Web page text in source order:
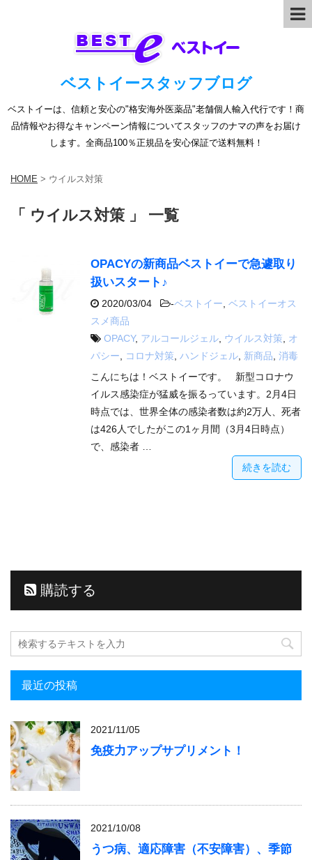
ベストイースタッフブログ
ベストイーは、信頼と安心の"格安海外医薬品"老舗個人輸入代行です！商
品情報やお得なキャンペーン情報についてスタッフのナマの声をお届け
します。全商品100％正規品を安心保証で送料無料！
HOME > ウイルス対策
「 ウイルス対策 」 一覧
OPACYの新商品ベストイーで急遽取り
扱いスタート♪
2020/03/04 -ベストイー ベストイーオス
スメ商品
OPACY, アルコールジェル ウイルス対策
オ
パシー
コロナ対策 ハンドジェル 新商品 消毒
こんにちは！ベストイーです。 新型コロナウ
イルス感染症が猛威を振るっています。2月4日
時点では、世界全体の感染者数は約2万人、死者
は426人でしたがこの1ヶ月間（3月4日時点）
で、感染者 …
続きを読む
購読する
最近の投稿
2021/11/05
免疫力アップサプリメント！
2021/10/08
うつ病、適応障害（不安障害）、季節